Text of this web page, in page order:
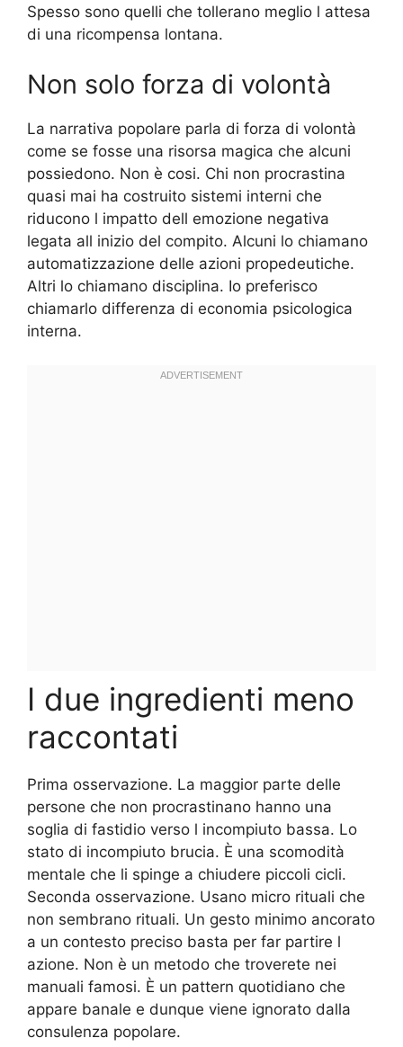
Spesso sono quelli che tollerano meglio l attesa
di una ricompensa lontana.
Non solo forza di volontà
La narrativa popolare parla di forza di volontà
come se fosse una risorsa magica che alcuni
possiedono. Non è cosi. Chi non procrastina
quasi mai ha costruito sistemi interni che
riducono l impatto dell emozione negativa
legata all inizio del compito. Alcuni lo chiamano
automatizzazione delle azioni propedeutiche.
Altri lo chiamano disciplina. Io preferisco
chiamarlo differenza di economia psicologica
interna.
I due ingredienti meno
raccontati
Prima osservazione. La maggior parte delle
persone che non procrastinano hanno una
soglia di fastidio verso l incompiuto bassa. Lo
stato di incompiuto brucia. È una scomodità
mentale che li spinge a chiudere piccoli cicli.
Seconda osservazione. Usano micro rituali che
non sembrano rituali. Un gesto minimo ancorato
a un contesto preciso basta per far partire l
azione. Non è un metodo che troverete nei
manuali famosi. È un pattern quotidiano che
appare banale e dunque viene ignorato dalla
consulenza popolare.